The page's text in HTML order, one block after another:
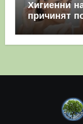
Хигиенни
причинят
полза